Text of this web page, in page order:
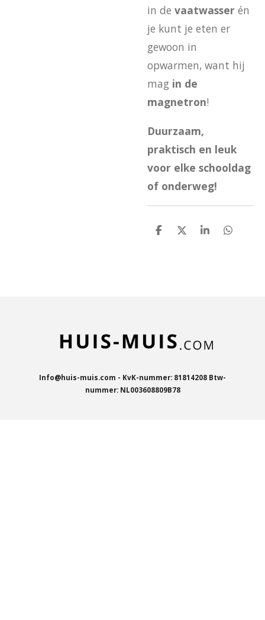
in de vaatwasser én
je kunt je eten er
gewoon in
opwarmen, want hij
mag in de
magnetron!
Duurzaam,
praktisch en leuk
voor elke schooldag
of onderweg!
D
D
S
D
Info@huis-muis.com - KvK-nummer: 81814208 Btw-
nummer: NL003608809B78